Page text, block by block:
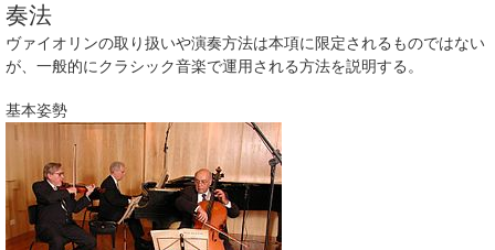
奏法
ヴァイオリンの取り扱いや演奏方法は本項に限定されるものではない
が、一般的にクラシック音楽で運用される方法を説明する。
基本姿勢